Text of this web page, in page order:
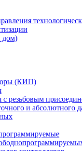
дом)
(КИП)
резьбовым
и абсолютного